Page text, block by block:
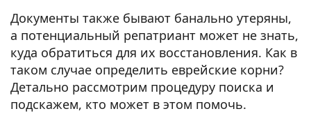
Документы также бывают банально утеряны,
а потенциальный репатриант может не знать,
куда обратиться для их восстановления. Как в
таком случае определить еврейские корни?
Детально рассмотрим процедуру поиска и
подскажем, кто может в этом помочь.